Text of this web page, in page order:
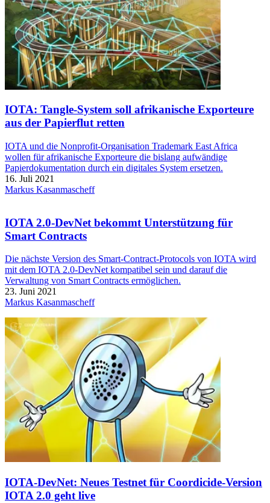
IOTA: Tangle-System soll afrikanische Exporteure
aus der Papierflut retten
IOTA und die Nonprofit-Organisation Trademark East Africa
wollen für afrikanische Exporteure die bislang aufwändige
Papierdokumentation durch ein digitales System ersetzen.
16. Juli 2021
Markus Kasanmascheff
IOTA 2.0-DevNet bekommt Unterstützung für
Smart Contracts
Die nächste Version des Smart-Contract-Protocols von IOTA wird
mit dem IOTA 2.0-DevNet kompatibel sein und darauf die
Verwaltung von Smart Contracts ermöglichen.
23. Juni 2021
Markus Kasanmascheff
IOTA-DevNet: Neues Testnet für Coordicide-Version
IOTA 2.0 geht live